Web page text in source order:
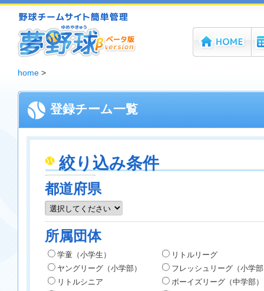
home >
登録チーム一覧
絞り込み条件
都道府県
所属団体
学童（小学生）
リトルリーグ
ヤングリーグ（小学部）
フレッシュリーグ（小学
リトルシニア
ボーイズリーグ（中学部）